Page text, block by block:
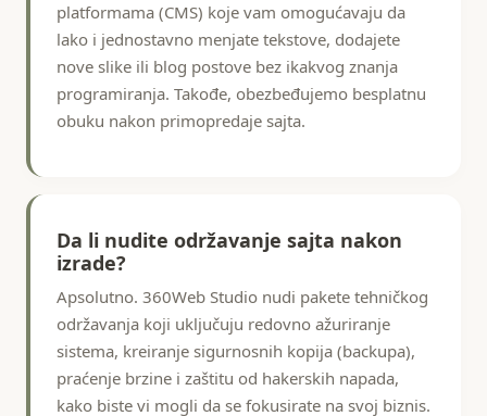
platformama (CMS) koje vam omogućavaju da
lako i jednostavno menjate tekstove, dodajete
nove slike ili blog postove bez ikakvog znanja
programiranja. Takođe, obezbeđujemo besplatnu
obuku nakon primopredaje sajta.
Da li nudite održavanje sajta nakon
izrade?
Apsolutno. 360Web Studio nudi pakete tehničkog
održavanja koji uključuju redovno ažuriranje
sistema, kreiranje sigurnosnih kopija (backupa),
praćenje brzine i zaštitu od hakerskih napada,
kako biste vi mogli da se fokusirate na svoj biznis.